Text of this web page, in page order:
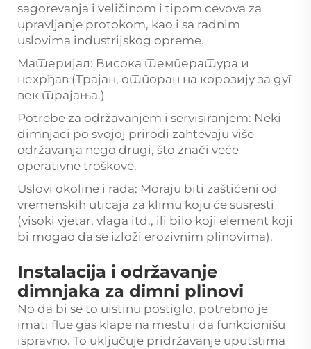
sagorevanja i veličinom i tipom cevova za
upravljanje protokom, kao i sa radnim
uslovima industrijskog opreme.
Материјал: Висока температура и
нехрђав (Трајан, отпоран на корозију за дуг
век трајања.)
Potrebe za održavanjem i servisiranjem: Neki
dimnjaci po svojoj prirodi zahtevaju više
održavanja nego drugi, što znači veće
operativne troškove.
Uslovi okoline i rada: Moraju biti zaštićeni od
vremenskih uticaja za klimu koju će susresti
(visoki vjetar, vlaga itd., ili bilo koji element koji
bi mogao da se izloži erozivnim plinovima).
Instalacija i održavanje
dimnjaka za dimni plinovi
No da bi se to uistinu postiglo, potrebno je
imati flue gas klape na mestu i da funkcionišu
ispravno. To uključuje pridržavanje uputstima